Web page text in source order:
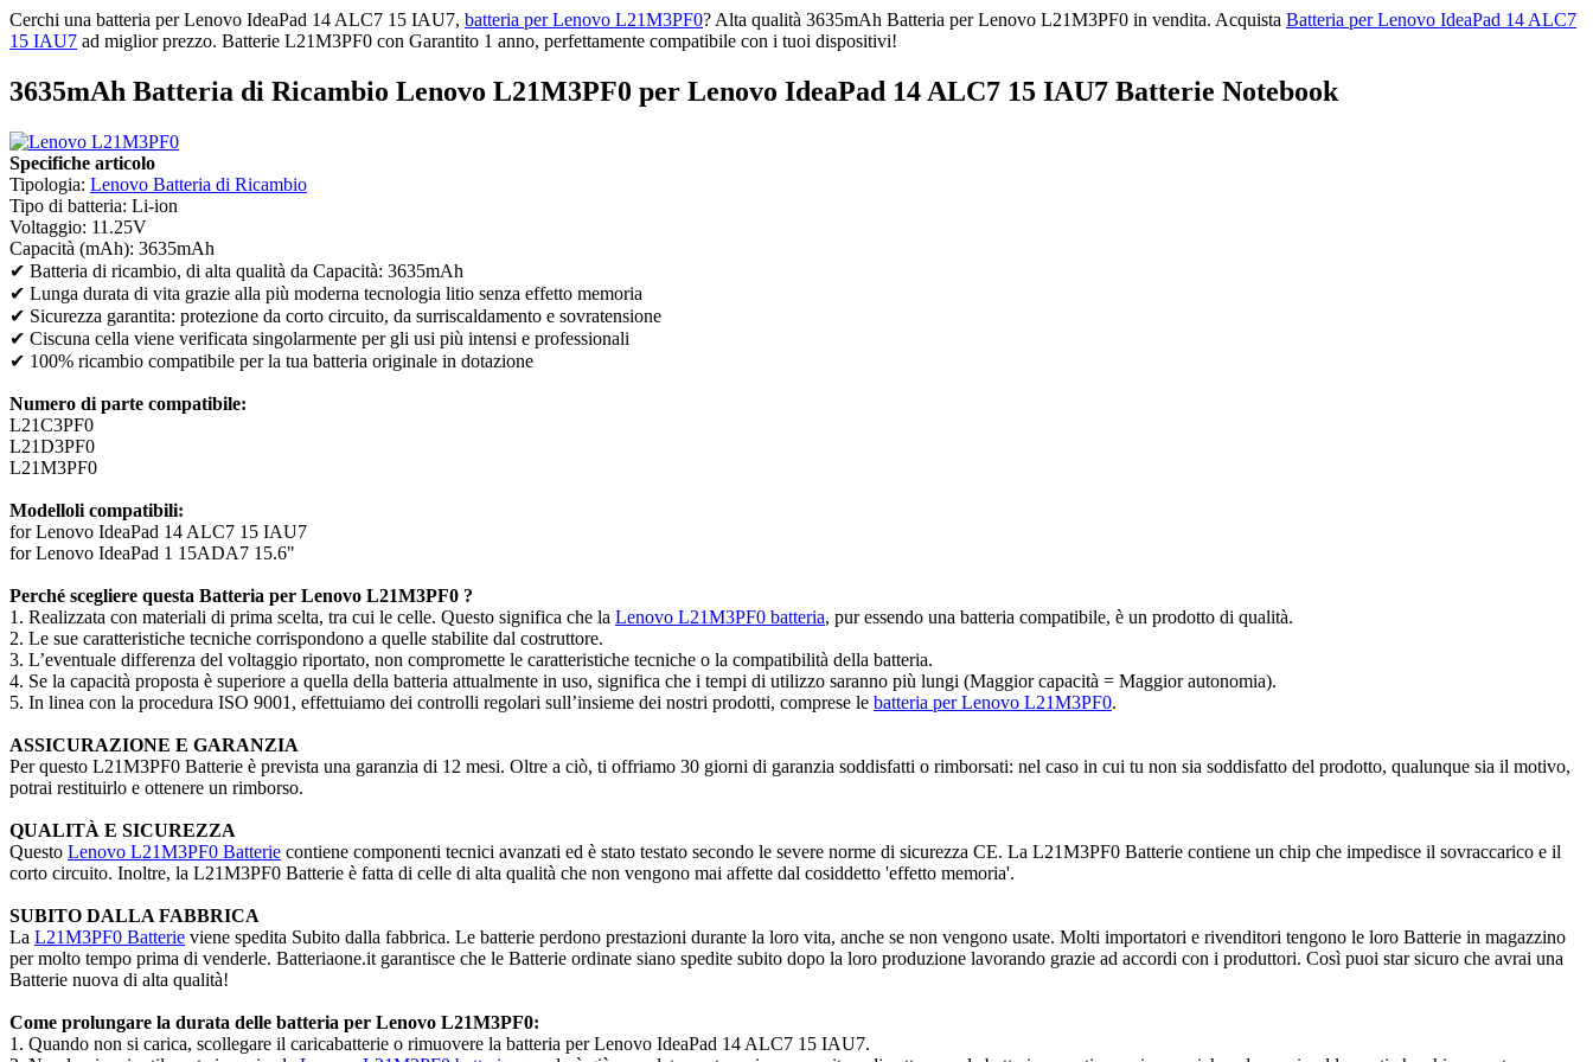
Cerchi una batteria per Lenovo IdeaPad 14 ALC7 15 IAU7, batteria per Lenovo L21M3PF0? Alta qualità 3635mAh Batteria per Lenovo L21M3PF0 in vendita. Acquista Batteria per Lenovo IdeaPad 14 ALC7
15 IAU7 ad miglior prezzo. Batterie L21M3PF0 con Garantito 1 anno, perfettamente compatibile con i tuoi dispositivi!
3635mAh Batteria di Ricambio Lenovo L21M3PF0 per Lenovo IdeaPad 14 ALC7 15 IAU7 Batterie Notebook
Specifiche articolo
Tipologia: Lenovo Batteria di Ricambio
Tipo di batteria: Li-ion
Voltaggio: 11.25V
Capacità (mAh): 3635mAh
✔ Batteria di ricambio, di alta qualità da Capacità: 3635mAh
✔ Lunga durata di vita grazie alla più moderna tecnologia litio senza effetto memoria
✔ Sicurezza garantita: protezione da corto circuito, da surriscaldamento e sovratensione
✔ Ciscuna cella viene verificata singolarmente per gli usi più intensi e professionali
✔ 100% ricambio compatibile per la tua batteria originale in dotazione
Numero di parte compatibile:
L21C3PF0
L21D3PF0
L21M3PF0
Modelloli compatibili:
for Lenovo IdeaPad 14 ALC7 15 IAU7
for Lenovo IdeaPad 1 15ADA7 15.6"
Perché scegliere questa Batteria per Lenovo L21M3PF0 ?
1. Realizzata con materiali di prima scelta, tra cui le celle. Questo significa che la Lenovo L21M3PF0 batteria, pur essendo una batteria compatibile, è un prodotto di qualità.
2. Le sue caratteristiche tecniche corrispondono a quelle stabilite dal costruttore.
3. L’eventuale differenza del voltaggio riportato, non compromette le caratteristiche tecniche o la compatibilità della batteria.
4. Se la capacità proposta è superiore a quella della batteria attualmente in uso, significa che i tempi di utilizzo saranno più lungi (Maggior capacità = Maggior autonomia).
5. In linea con la procedura ISO 9001, effettuiamo dei controlli regolari sull’insieme dei nostri prodotti, comprese le batteria per Lenovo L21M3PF0.
ASSICURAZIONE E GARANZIA
Per questo L21M3PF0 Batterie è prevista una garanzia di 12 mesi. Oltre a ciò, ti offriamo 30 giorni di garanzia soddisfatti o rimborsati: nel caso in cui tu non sia soddisfatto del prodotto, qualunque sia il motivo,
potrai restituirlo e ottenere un rimborso.
QUALITÀ E SICUREZZA
Questo Lenovo L21M3PF0 Batterie contiene componenti tecnici avanzati ed è stato testato secondo le severe norme di sicurezza CE. La L21M3PF0 Batterie contiene un chip che impedisce il sovraccarico e il
corto circuito. Inoltre, la L21M3PF0 Batterie è fatta di celle di alta qualità che non vengono mai affette dal cosiddetto 'effetto memoria'.
SUBITO DALLA FABBRICA
La L21M3PF0 Batterie viene spedita Subito dalla fabbrica. Le batterie perdono prestazioni durante la loro vita, anche se non vengono usate. Molti importatori e rivenditori tengono le loro Batterie in magazzino
per molto tempo prima di venderle. Batteriaone.it garantisce che le Batterie ordinate siano spedite subito dopo la loro produzione lavorando grazie ad accordi con i produttori. Così puoi star sicuro che avrai una
Batterie nuova di alta qualità!
Come prolungare la durata delle batteria per Lenovo L21M3PF0:
1. Quando non si carica, scollegare il caricabatterie o rimuovere la batteria per Lenovo IdeaPad 14 ALC7 15 IAU7.